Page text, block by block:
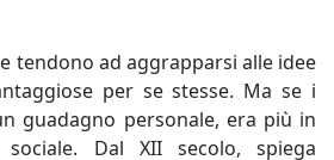
tendono ad aggrapparsi alle idee
per se stesse. Ma se i
guadagno personale, era più in
Dal XII secolo, spiega